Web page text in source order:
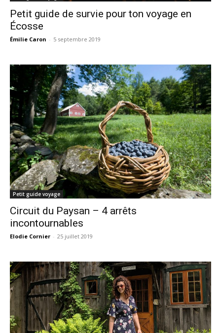
Petit guide de survie pour ton voyage en
Écosse
Émilie Caron - 5 septembre 2019
Petit guide voyage
Circuit du Paysan – 4 arrêts
incontournables
Elodie Cornier - 25 juillet 2019